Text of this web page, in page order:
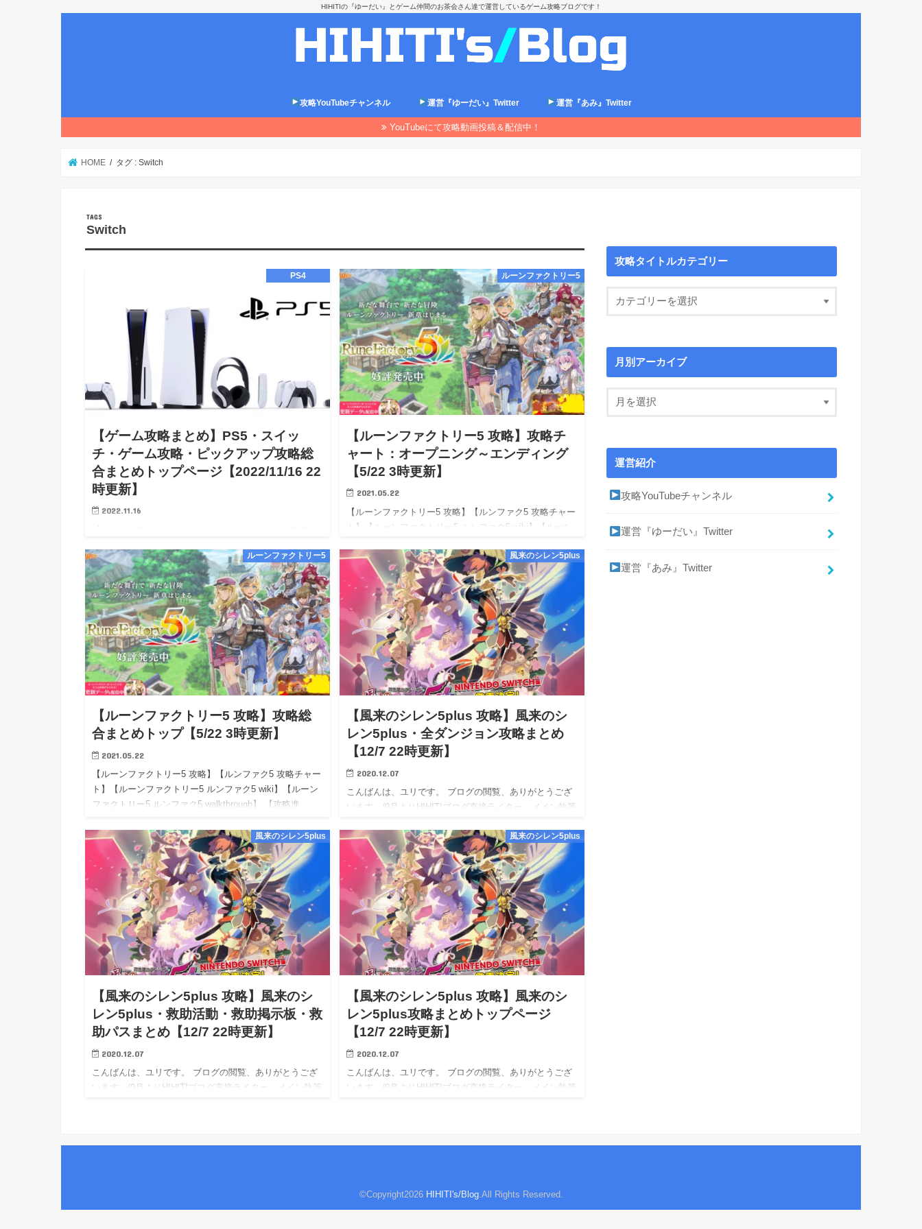
HIHITIの『ゆーだい』とゲーム仲間のお茶会さん達で運営しているゲーム攻略ブログです！
攻略YouTubeチャンネル 運営『ゆーだい』Twitter 運営『あみ』Twitter
YouTubeにて攻略動画投稿＆配信中！
HOME タグ : Switch
Switch
PS4
【ゲーム攻略まとめ】PS5・スイッ
チ・ゲーム攻略・ピックアップ攻略総
合まとめトップページ【2022/11/16 22
時更新】
2022.11.16
ゲーム(下記参照)を攻略中！ ※攻略担当を全員女性で固
めていた為、ライフスタイル等の関係で一…
ルーンファクトリー5
【ルーンファクトリー5 攻略】攻略チ
ャート：オープニング～エンディング
【5/22 3時更新】
2021.05.22
【ルーンファクトリー5 攻略】【ルンファク5 攻略チャー
ト】【ルーンファクトリー5 ルンファク5 wiki】【ルーン
捗】：5月22日1時頃：ゲーム攻略開始！…
ルーンファクトリー5
【ルーンファクトリー5 攻略】攻略総
合まとめトップ【5/22 3時更新】
2021.05.22
【ルーンファクトリー5 攻略】【ルンファク5 攻略チャー
ト】【ルーンファクトリー5 ルンファク5 wiki】【ルーン
ファクトリー5 ルンファク5 walkthrough】 【攻略進
風来のシレン5plus
【風来のシレン5plus 攻略】風来のシ
レン5plus・全ダンジョン攻略まとめ
【12/7 22時更新】
2020.12.07
こんばんは、ユリです。 ブログの閲覧、ありがとうござ
います。(9月よりHIHITIブログ直接ライター、メイン執筆
/ Livedoor応援ブログ / アメブロ応援ブログ …
風来のシレン5plus
【風来のシレン5plus 攻略】風来のシ
レン5plus・救助活動・救助掲示板・救
助パスまとめ【12/7 22時更新】
2020.12.07
こんばんは、ユリです。 ブログの閲覧、ありがとうござ
います。(9月よりHIHITIブログ直接ライター、メイン執筆
風来のシレン5plus
【風来のシレン5plus 攻略】風来のシ
レン5plus攻略まとめトップページ
【12/7 22時更新】
2020.12.07
こんばんは、ユリです。 ブログの閲覧、ありがとうござ
います。(9月よりHIHITIブログ直接ライター、メイン執筆
攻略タイトルカテゴリー
月別アーカイブ
運営紹介
攻略YouTubeチャンネル
運営『ゆーだい』Twitter
運営『あみ』Twitter
©Copyright2026 HIHITI's/Blog.All Rights Reserved.